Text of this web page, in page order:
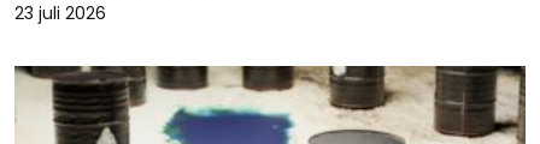
23 juli 2026